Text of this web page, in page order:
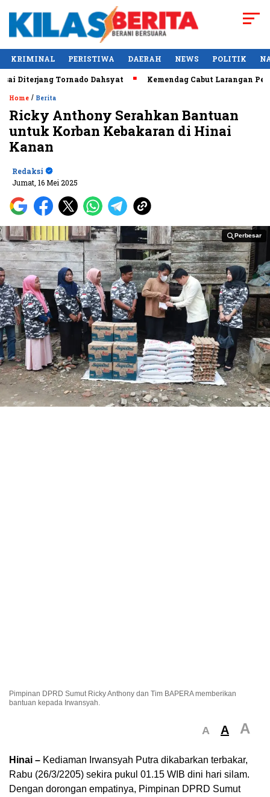
KRIMINAL PERISTIWA DAERAH NEWS POLITIK
Tornado Dahsyat Kemendag Cabut Larangan
Home / Berita
Ricky Anthony Serahkan Bantuan
untuk Korban Kebakaran di Hinai
Kanan
Redaksi
Jumat, 16 Mei 2025
Perbesar
Perbesar
Pimpinan DPRD Sumut Ricky Anthony dan Tim BAPERA memberikan
bantuan kepada Irwansyah.
A A A
Hinai – Kediaman Irwansyah Putra dikabarkan terbakar,
Rabu (26/3/2205) sekira pukul 01.15 WIB dini hari silam.
Dengan dorongan empatinya, Pimpinan DPRD Sumut